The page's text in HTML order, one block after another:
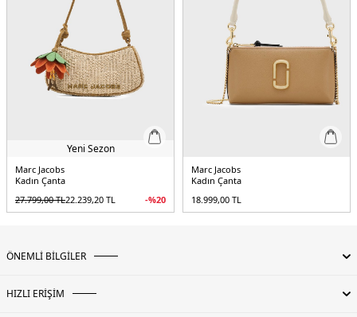
Yeni Sezon
Marc Jacobs
Kadın Çanta
27.799,00TL22.239,20 TL -%20
Marc Jacobs
Kadın Çanta
18.999,00 TL
ÖNEMLİ BİLGİLER
HIZLI ERİŞİM